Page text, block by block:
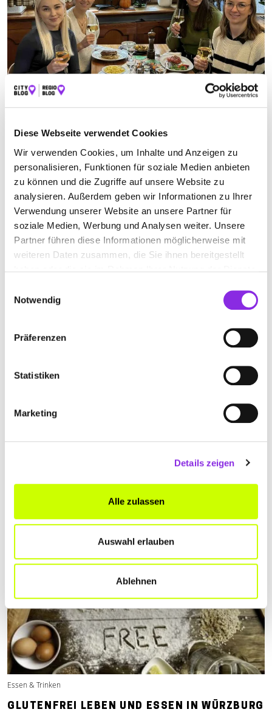
Diese Webseite verwendet Cookies
Wir verwenden Cookies, um Inhalte und Anzeigen zu
personalisieren, Funktionen für soziale Medien anbieten
zu können und die Zugriffe auf unsere Website zu
analysieren. Außerdem geben wir Informationen zu Ihrer
Verwendung unserer Website an unsere Partner für
soziale Medien, Werbung und Analysen weiter. Unsere
Partner führen diese Informationen möglicherweise mit
weiteren Daten zusammen, die Sie ihnen bereitgestellt
Notwendig
Präferenzen
Statistiken
Marketing
Details zeigen
Alle zulassen
Auswahl erlauben
Ablehnen
Karthäuser, Spielberg und Schützenhof – diese Würzburger
Weinstuben haben wir für euch getestet. Jetzt erfahren, was unsere
Empfehlung ist!
Mehr erfahren
Essen & Trinken
„Bäck“ als Namensendung ist in Würzburger Gastronomie-
den Namen Bäcks (oder Bäcken) einer spannende Geschichte. Und
tun…
Essen & Trinken
GLUTENFREI LEBEN UND ESSEN IN WÜRZBURG